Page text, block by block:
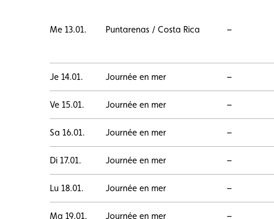
Me 13.01. Puntarenas / Costa Rica –
Je 14.01. Journée en mer –
Ve 15.01. Journée en mer –
Sa 16.01. Journée en mer –
Di 17.01. Journée en mer –
Lu 18.01. Journée en mer –
Ma 19.01. Journée en mer –